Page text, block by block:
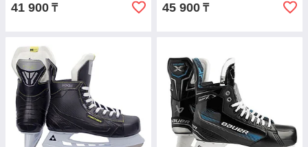
41 900 ₸ 45 900 ₸